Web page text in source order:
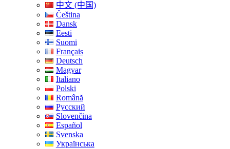
中文 (中国)
Čeština
Dansk
Eesti
Suomi
Français
Deutsch
Magyar
Italiano
Polski
Română
Русский
Slovenčina
Español
Svenska
Українська